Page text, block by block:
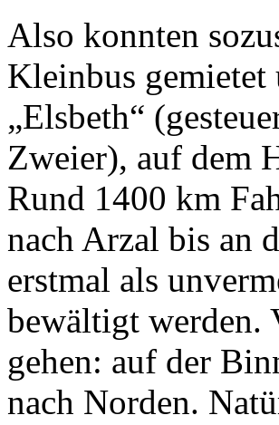
Also konnten
Kleinbus
„Elsbeth“
Zweier), auf dem
Rund 1400 km
nach Arzal bis an
erstmal als
bewältigt werden.
gehen: auf der
nach Norden.